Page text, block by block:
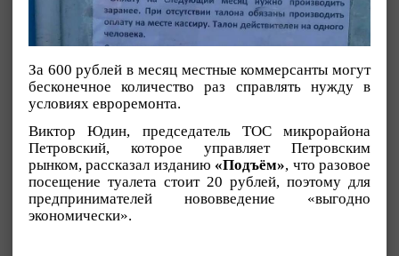
За 600 рублей в месяц местные коммерсанты могут
бесконечное количество раз справлять нужду в
условиях евроремонта.
Виктор Юдин, председатель ТОС микрорайона
Петровский, которое управляет Петровским
рынком, рассказал изданию «Подъём», что разовое
посещение туалета стоит 20 рублей, поэтому для
предпринимателей нововведение «выгодно
экономически».